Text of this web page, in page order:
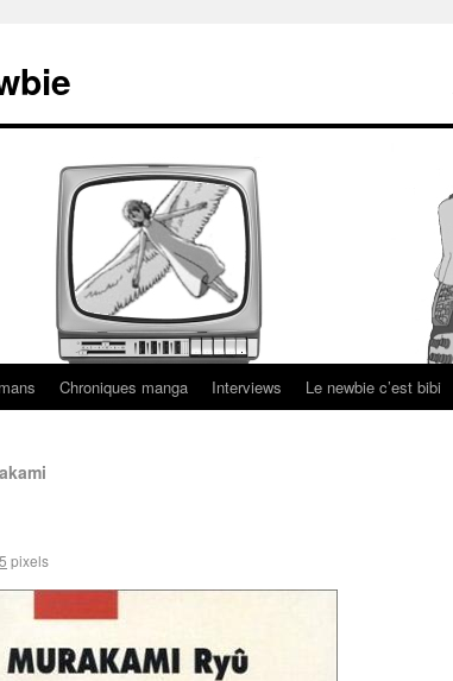
Chroniques manga Interviews Le newbie c’est bibi
pixels